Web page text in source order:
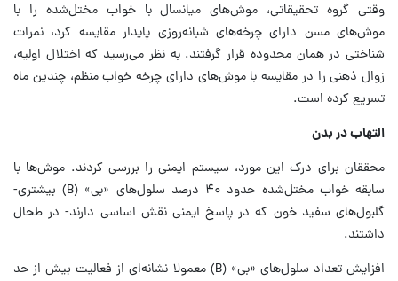
وقتی گروه تحقیقاتی، موش‌های میانسال با خواب مختل‌شده را با
موش‌های مسن دارای چرخه‌های شبانه‌روزی پایدار مقایسه کرد، نمرات
شناختی در همان محدوده قرار گرفتند. به نظر می‌رسید که اختلال اولیه،
زوال ذهنی را در مقایسه با موش‌های دارای چرخه خواب منظم، چندین ماه
تسریع کرده است.
التهاب در بدن
محققان برای درک این مورد، سیستم ایمنی را بررسی کردند. موش‌ها با
سابقه خواب مختل‌شده حدود ۴۰ درصد سلول‌های «بی» (B) بیشتری-
گلبول‌های سفید خون که در پاسخ ایمنی نقش اساسی دارند- در طحال
داشتند.
افزایش تعداد سلول‌های «بی» (B) معمولا نشانه‌ای از فعالیت بیش از حد